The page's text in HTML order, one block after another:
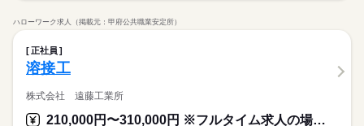
ハローワーク求人（掲載元：甲府公共職業安定所）
正社員
溶接工
株式会社 遠藤工業所
210,000円〜310,000円 ※フルタイム求人の場合は月額（換算額）、パート求人の場合は時間額を表示しています。